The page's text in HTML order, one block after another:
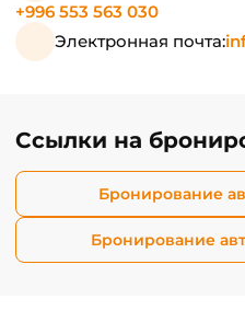
+996 553 563 030
Электронная почта:
Ссылки на
Бронирование
Бронирование